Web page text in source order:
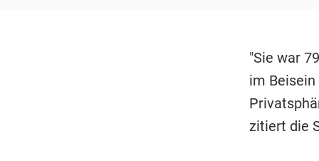
"Sie war
im
zitiert die